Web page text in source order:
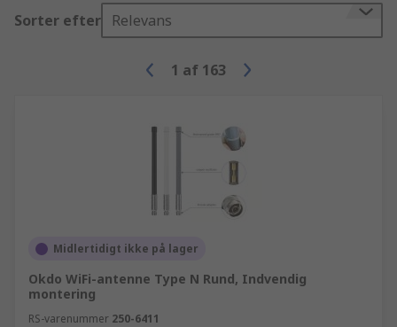
Sorter efter Relevans
1 af 163
Midlertidigt ikke på lager
Okdo WiFi-antenne Type N Rund, Indvendig
montering
RS-varenummer 250-6411